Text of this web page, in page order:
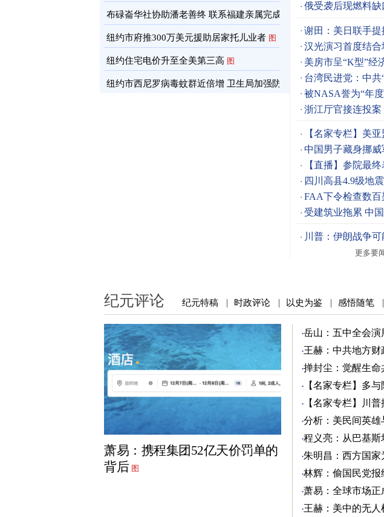
通报 图
布碌崙华社协助潘老善终 联系福建亲属完成
后事 图
纽约市府推300万美元援助居家托儿业者 图
纽约住宅电价升至全美第三高 图
纽约市西尼罗病毒蚊群近倍增 卫生局加强防
俄受袭后现燃料
谢田：美日联手
汉光演习首度结
图
美房市呈“K型”经
台湾民进党：中
被NASA誉为“年
浙江厅官接连投
【名家专栏】美
中国男子藏身挪
【直播】参院最
四川高县4.9级地
FAA下令检查数百
受建筑业拖累 中
川普：伊朗战争
更多要
纪元评论 纪元特稿 | 时政评论 | 以史为鉴 | 感悟随笔 |
萧易：携程集团52亿天价罚单的
背后 图
岳山：五中全会演
团？
图
王赫：中共地方
掸封尘：觉醒生
钟 图
【名家专栏】多与
任 图
【名家专栏】川普
共 图
分析：美民间英雄
别 图
程义亮：从巴基斯
两年
朱明昌：西方国家
策？
图
林辉：偷国民党报
有刘志丹 图
萧易：全球市场
销地
图
王赫：美中的无人